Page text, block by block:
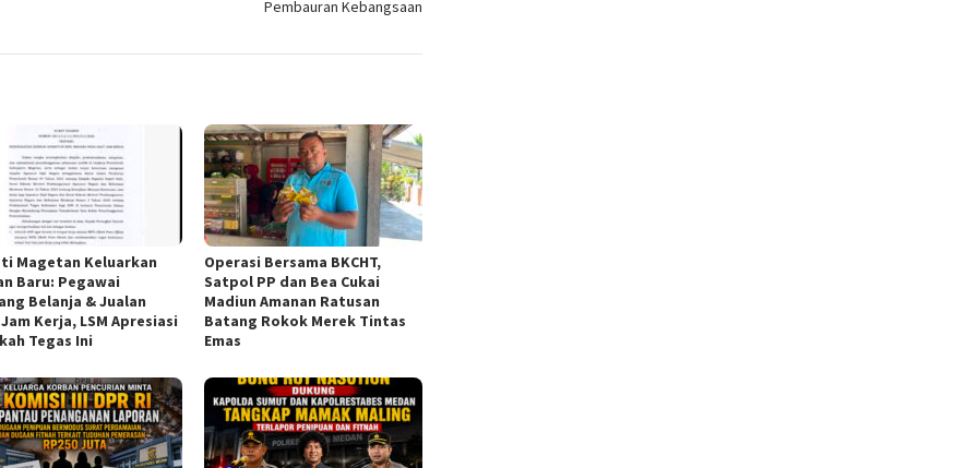
Pembauran Kebangsaan
Magetan Keluarkan
Baru: Pegawai
Belanja & Jualan
Kerja, LSM Apresiasi
Tegas Ini
Operasi Bersama BKCHT,
Satpol PP dan Bea Cukai
Madiun Amanan Ratusan
Batang Rokok Merek Tintas
Emas